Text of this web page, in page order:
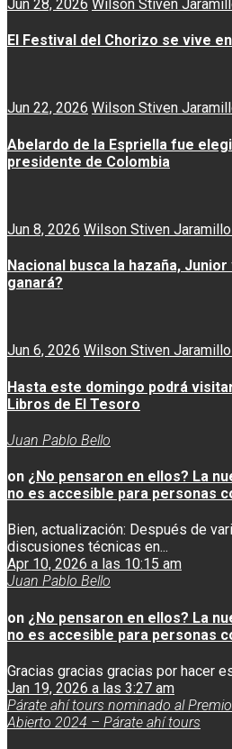
Jun 28, 2026 Wilson Stiven
El Festival del Chorizo se vive
Jun 22, 2026 Wilson Stiven
Abelardo de la Espriella fue
presidente de Colombia
Jun 8, 2026 Wilson Stiven
Nacional busca la hazaña,
ganará?
Jun 6, 2026 Wilson Stiven
Hasta este domingo podrá
Libros de El Tesoro
Juan Pablo Bello
on ¿No pensaron en ellos? La
no es accesible para personas
Bien, actualización: Después de
discusiones técnicas en...
Apr 10, 2026 a las 10:15 am
Juan Pablo Bello
on ¿No pensaron en ellos? La
no es accesible para personas
Gracias gracias gracias por hacer
Jan 19, 2026 a las 3:27 am
Párate ahí tours nominado al
Abierto 2024 – Párate ahí tours